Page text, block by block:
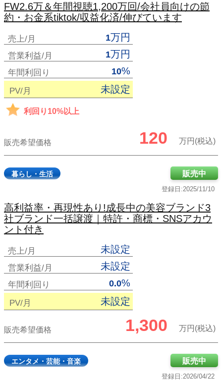
FW2.6万＆年間視聴1,200万回/会社員向けの節
約・お金系tiktok/収益化済/伸びています
売上/月 1万円
営業利益/月 1万円
年間利回り 10%
PV/月 未設定
利回り10%以上
販売希望価格 120 万円(税込)
暮らし・生活
登録日:2025/11/10
販売中
高利益率・再現性あり!成長中の美容ブランド3
社ブランド一括譲渡｜特許・商標・SNSアカウ
ント付き
売上/月 未設定
営業利益/月 未設定
年間利回り 0.0%
PV/月 未設定
販売希望価格 1,300 万円(税込)
エンタメ・芸能・音楽
登録日:2026/04/22
販売中